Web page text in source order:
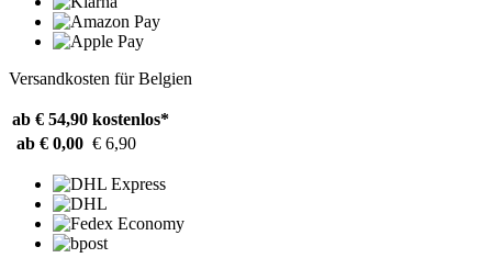
Versandkosten für Belgien
ab € 54,90 kostenlos*
ab € 0,00 € 6,90